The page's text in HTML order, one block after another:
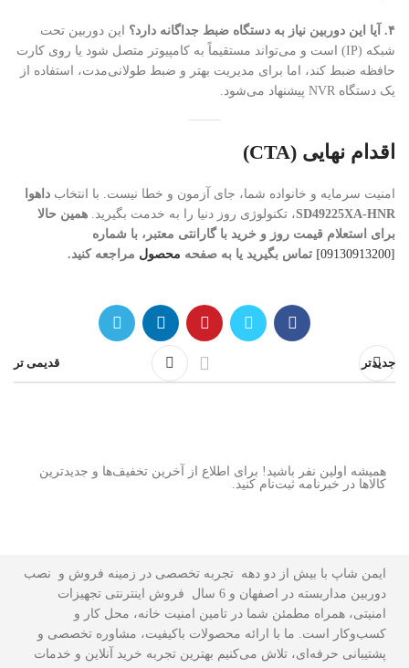
۴. آیا این دوربین نیاز به دستگاه ضبط جداگانه دارد؟
این دوربین تحت
شبکه (IP) است و می‌تواند مستقیماً به کامپیوتر متصل شود یا روی کارت
حافظه ضبط کند، اما برای مدیریت بهتر و ضبط طولانی‌مدت، استفاده از
یک دستگاه NVR پیشنهاد می‌شود.
اقدام نهایی (CTA)
امنیت سرمایه و خانواده شما، جای آزمون و خطا نیست. با انتخاب داهوا
SD49225XA-HNR، تکنولوژی روز دنیا را به خدمت بگیرید. همین حالا
برای استعلام قیمت روز و خرید با گارانتی معتبر، با شماره
[
09130913200] تماس بگیرید یا به صفحه محصول مراجعه کنید.
جدیدتر قدیمی تر
همیشه اولین نفر باشید! برای اطلاع از آخرین تخفیف‌ها و جدیدترین
کالاها در خبرنامه ثبت‌نام کنید.
ایمن شاپ با بیش از دو دهه تجربه تخصصی در زمینه فروش و نصب
دوربین مداربسته در اصفهان و 6 سال فروش اینترنتی تجهیزات
امنیتی، همراه مطمئن شما در تامین امنیت خانه، محل کار و
کسب‌وکار است. ما با ارائه محصولات باکیفیت، مشاوره تخصصی و
پشتیبانی حرفه‌ای، تلاش می‌کنیم بهترین تجربه خرید آنلاین و خدمات